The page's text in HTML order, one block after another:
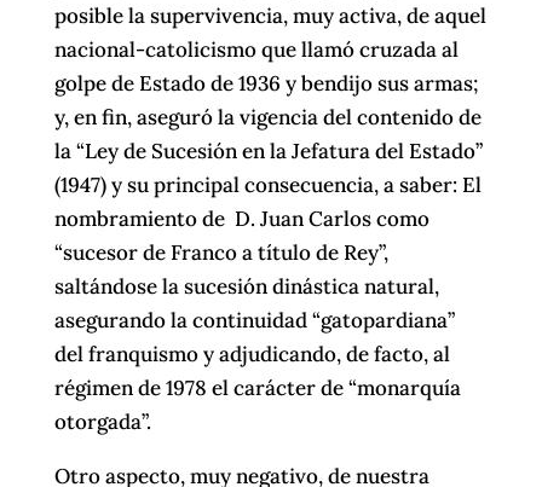
posible la supervivencia, muy activa, de aquel
nacional-catolicismo que llamó cruzada al
golpe de Estado de 1936 y bendijo sus armas;
y, en fin, aseguró la vigencia del contenido de
la “Ley de Sucesión en la Jefatura del Estado”
(1947) y su principal consecuencia, a saber: El
nombramiento de D. Juan Carlos como
“sucesor de Franco a título de Rey”,
saltándose la sucesión dinástica natural,
asegurando la continuidad “gatopardiana”
del franquismo y adjudicando, de facto, al
régimen de 1978 el carácter de “monarquía
otorgada”.
Otro aspecto, muy negativo, de nuestra